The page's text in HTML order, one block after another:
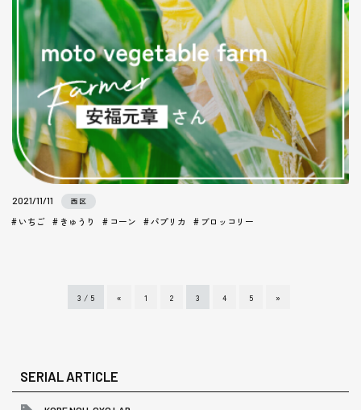
2021/11/11 西区
いちご きゅうり コーン パプリカ ブロッコリー
3 / 5 « 1 2 3 4 5 »
SERIAL ARTICLE